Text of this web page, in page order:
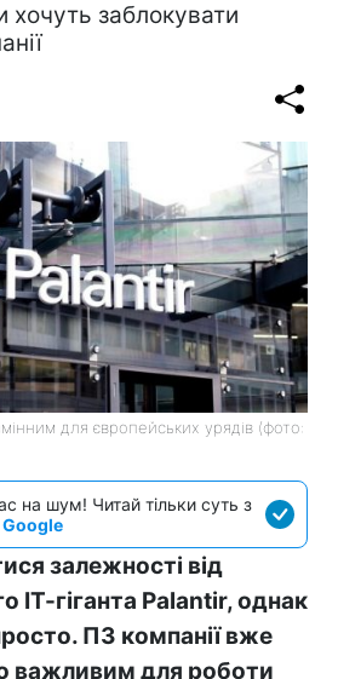
заблокувати
для європейських урядів (фото:
на шум! Читай тільки суть з
Google
залежності від
ІТ-гіганта Palantir, однак
ПЗ компанії вже
важливим для роботи